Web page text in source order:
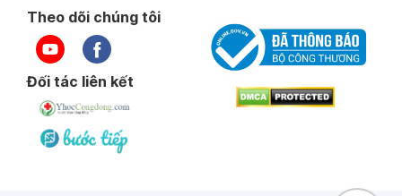
Theo dõi chúng tôi
Đối tác liên kết